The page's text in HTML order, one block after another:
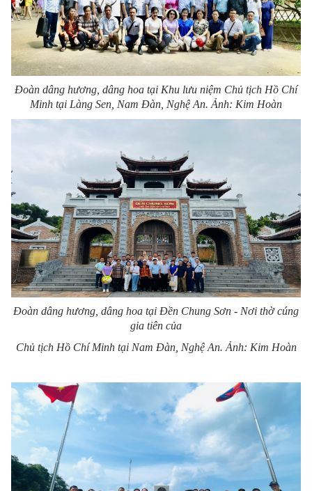
Đoàn dâng hương, dâng hoa tại Khu lưu niệm Chủ tịch Hồ Chí
Minh tại Làng Sen, Nam Đàn, Nghệ An. Ảnh: Kim Hoàn
Đoàn dâng hương, dâng hoa tại Đền Chung Sơn - Nơi thờ cúng
gia tiên của
Chủ tịch Hồ Chí Minh tại Nam Đàn, Nghệ An. Ảnh: Kim Hoàn